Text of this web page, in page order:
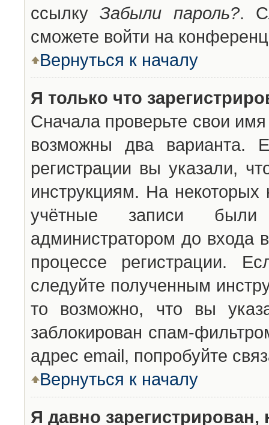
ссылкуЗабыли пароль?.
сможете войти на
Вернуться к началу
Я только что
Сначала проверьте свои
возможны два варианта.
регистрации вы указали,
инструкциям. На
учётные записи были
администратором до входа
процессе регистрации.
следуйте полученным
то возможно, что вы
заблокирован спам-
адрес email, попробуйте
Вернуться к началу
Я давно